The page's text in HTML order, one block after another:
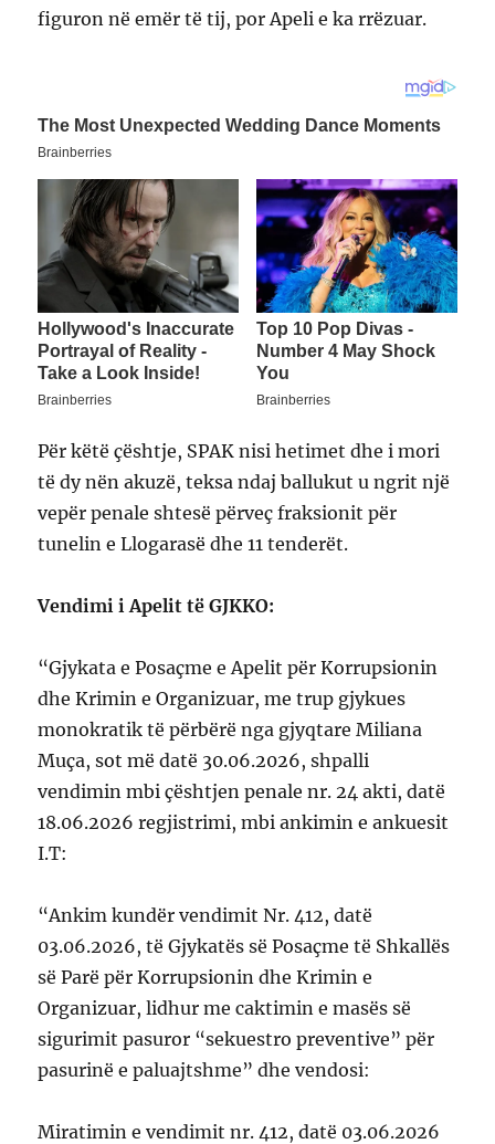
figuron në emër të tij, por Apeli e ka rrëzuar.
Për këtë çështje, SPAK nisi hetimet dhe i mori
të dy nën akuzë, teksa ndaj ballukut u ngrit një
vepër penale shtesë përveç fraksionit për
tunelin e Llogarasë dhe 11 tenderët.
Vendimi i Apelit të GJKKO:
“Gjykata e Posaçme e Apelit për Korrupsionin
dhe Krimin e Organizuar, me trup gjykues
monokratik të përbërë nga gjyqtare Miliana
Muça, sot më datë 30.06.2026, shpalli
vendimin mbi çështjen penale nr. 24 akti, datë
18.06.2026 regjistrimi, mbi ankimin e ankuesit
I.T:
“Ankim kundër vendimit Nr. 412, datë
03.06.2026, të Gjykatës së Posaçme të Shkallës
së Parë për Korrupsionin dhe Krimin e
Organizuar, lidhur me caktimin e masës së
sigurimit pasuror “sekuestro preventive” për
pasurinë e paluajtshme” dhe vendosi:
Miratimin e vendimit nr. 412, datë 03.06.2026